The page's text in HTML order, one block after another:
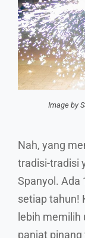
Image by
Nah, yang
tradisi-tradisi
Spanyol. Ada
setiap tahun!
lebih memilih
panjat pinang